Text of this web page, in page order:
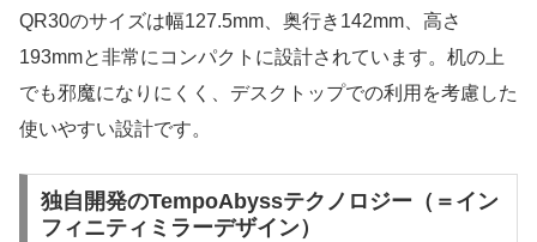
QR30のサイズは幅127.5mm、奥行き142mm、高さ
193mmと非常にコンパクトに設計されています。机の上
でも邪魔になりにくく、デスクトップでの利用を考慮した
使いやすい設計です。
独自開発のTempoAbyssテクノロジー（＝イン
フィニティミラーデザイン）